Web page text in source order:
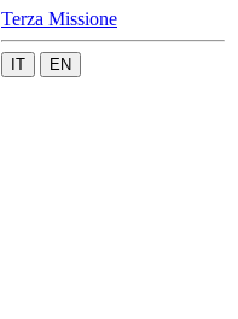
Terza Missione
IT EN